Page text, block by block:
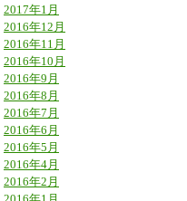
2017年1月
2016年12月
2016年11月
2016年10月
2016年9月
2016年8月
2016年7月
2016年6月
2016年5月
2016年4月
2016年2月